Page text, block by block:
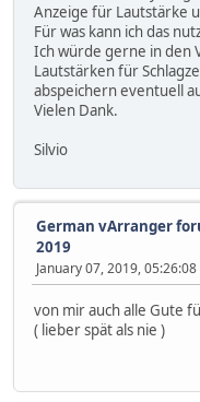
Anzeige für Lautstärke
Für was kann ich das
Ich würde gerne in den
Lautstärken für
abspeichern eventuell
Vielen Dank.
Silvio
German vArranger
2019
January 07, 2019, 05:26:08
von mir auch alle Gute
( lieber spät als nie )